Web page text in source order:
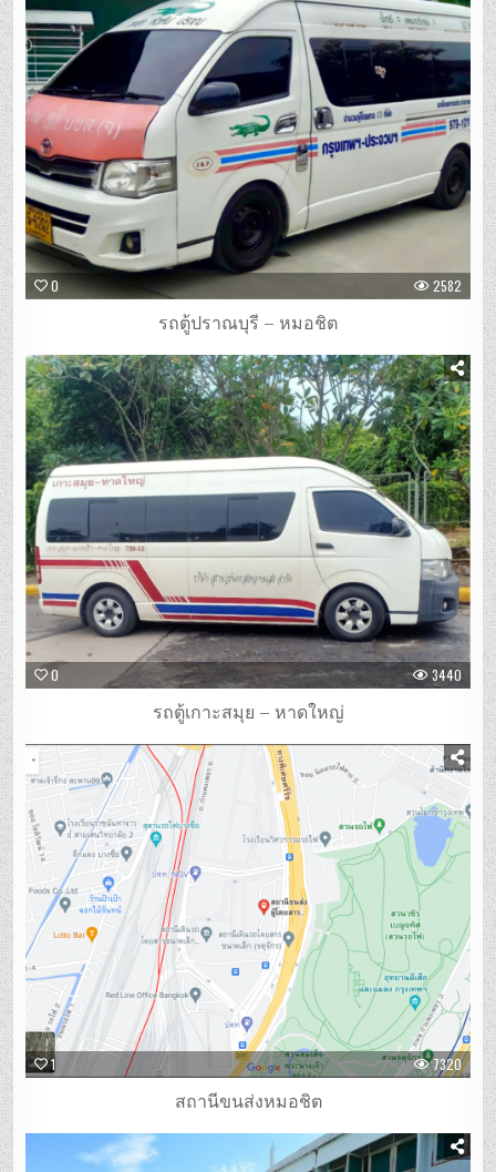
0 2582
รถตู้ปราณบุรี – หมอชิต
0 3440
รถตู้เกาะสมุย – หาดใหญ่
1 7320
สถานีขนส่งหมอชิต